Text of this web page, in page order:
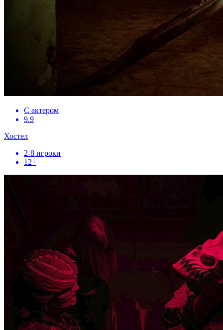
С актером
9.9
Хостел
2-8 игроки
12+